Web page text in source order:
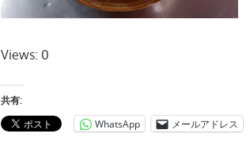
Views: 0
共有:
WhatsApp メールアドレス